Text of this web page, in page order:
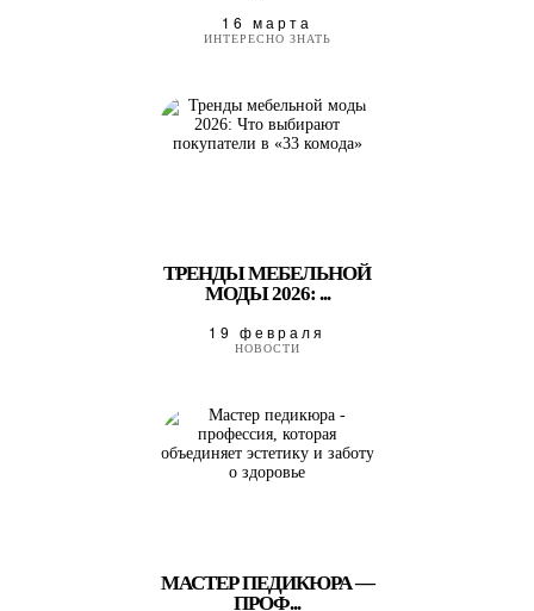
16 марта
ИНТЕРЕСНО ЗНАТЬ
ТРЕНДЫ МЕБЕЛЬНОЙ
МОДЫ 2026: ...
19 февраля
НОВОСТИ
МАСТЕР ПЕДИКЮРА —
ПРОФ...